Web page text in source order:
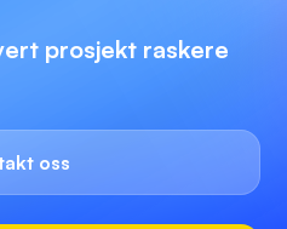
prosjekt raskere
oss